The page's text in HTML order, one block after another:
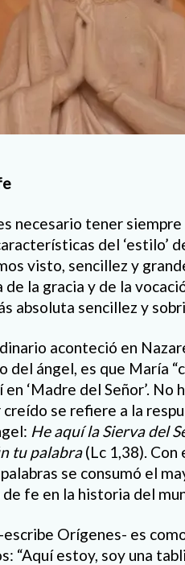
necesario tener siempre
del ‘estilo’
visto, sencillez y
de la gracia y de la
absoluta sencillez y
aconteció en
del ángel, es que María
‘Madre del Señor’. No
se refiere a la
He aquí la Sierva del
tu palabra(Lc 1,38). Con
se consumó el
fe en la historia del
Orígenes- es
“Aquí estoy, soy una